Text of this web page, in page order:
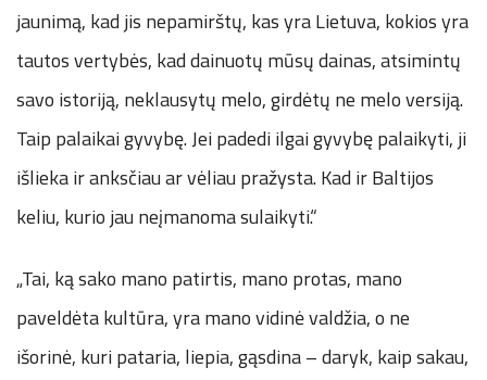
jaunimą, kad jis nepamirštų, kas yra Lietuva, kokios yra
tautos vertybės, kad dainuotų mūsų dainas, atsimintų
savo istoriją, neklausytų melo, girdėtų ne melo versiją.
Taip palaikai gyvybę. Jei padedi ilgai gyvybę palaikyti, ji
išlieka ir anksčiau ar vėliau pražysta. Kad ir Baltijos
keliu, kurio jau neįmanoma sulaikyti.“
„Tai, ką sako mano patirtis, mano protas, mano
paveldėta kultūra, yra mano vidinė valdžia, o ne
išorinė, kuri pataria, liepia, gąsdina – daryk, kaip sakau,